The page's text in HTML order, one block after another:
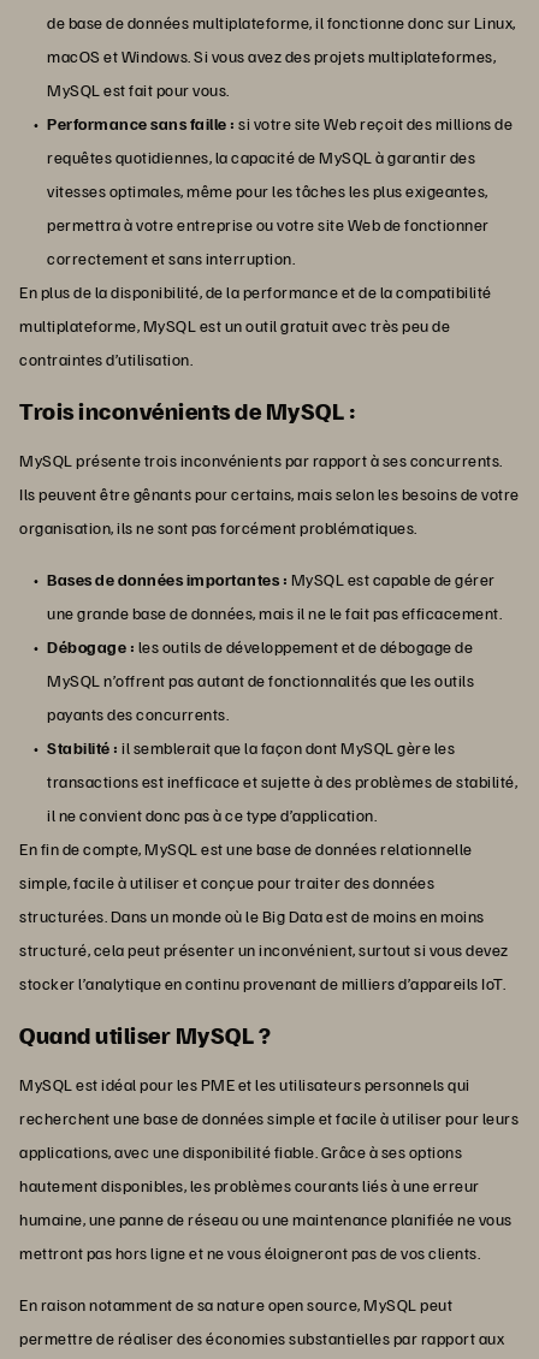
de base de données multiplateforme, il fonctionne donc sur Linux,
macOS et Windows. Si vous avez des projets multiplateformes,
MySQL est fait pour vous.
Performance sans faille : si votre site Web reçoit des millions de
requêtes quotidiennes, la capacité de MySQL à garantir des
vitesses optimales, même pour les tâches les plus exigeantes,
permettra à votre entreprise ou votre site Web de fonctionner
correctement et sans interruption.
En plus de la disponibilité, de la performance et de la compatibilité
multiplateforme, MySQL est un outil gratuit avec très peu de
contraintes d’utilisation.
Trois inconvénients de MySQL :
MySQL présente trois inconvénients par rapport à ses concurrents.
Ils peuvent être gênants pour certains, mais selon les besoins de votre
organisation, ils ne sont pas forcément problématiques.
Bases de données importantes : MySQL est capable de gérer
une grande base de données, mais il ne le fait pas efficacement.
Débogage : les outils de développement et de débogage de
MySQL n’offrent pas autant de fonctionnalités que les outils
payants des concurrents.
Stabilité : il semblerait que la façon dont MySQL gère les
transactions est inefficace et sujette à des problèmes de stabilité,
il ne convient donc pas à ce type d’application.
En fin de compte, MySQL est une base de données relationnelle
simple, facile à utiliser et conçue pour traiter des données
structurées. Dans un monde où le Big Data est de moins en moins
structuré, cela peut présenter un inconvénient, surtout si vous devez
stocker l’analytique en continu provenant de milliers d’appareils IoT.
Quand utiliser MySQL ?
MySQL est idéal pour les PME et les utilisateurs personnels qui
recherchent une base de données simple et facile à utiliser pour leurs
applications, avec une disponibilité fiable. Grâce à ses options
hautement disponibles, les problèmes courants liés à une erreur
humaine, une panne de réseau ou une maintenance planifiée ne vous
mettront pas hors ligne et ne vous éloigneront pas de vos clients.
En raison notamment de sa nature open source, MySQL peut
permettre de réaliser des économies substantielles par rapport aux